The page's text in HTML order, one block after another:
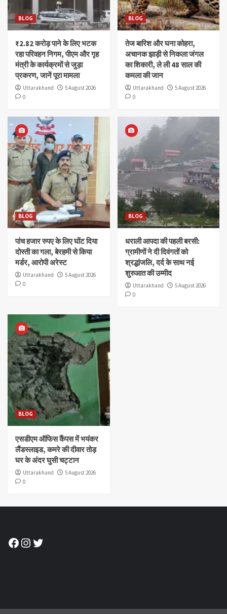
BLOG
₹2.82 करोड़ पाने के लिए भटक
रहा परिवहन निगम, पीएम और गृह
मंत्री के कार्यक्रमों से जुड़ा
प्रकरण, जानें पूरा मामला
Uttarakhand
5 August 2026
0
BLOG
तेज बारिश और घना कोहरा,
अचानक झाड़ी से निकला जंगल
का शिकारी, ले ली 48 साल की
कमला की जान
Uttarakhand
5 August 2026
0
BLOG
पांच हजार रुपए के लिए घोंट दिया
दोस्ती का गला, बेरहमी से किया
मर्डर, आरोपी अरेस्ट
Uttarakhand
5 August 2026
0
BLOG
धराली आपदा की पहली बरसी:
ग्रामीणों ने दी दिवंगतों को
श्रद्धांजलि, दर्द के साथ नई
शुरुआत की उम्मीद
Uttarakhand
5 August 2026
0
BLOG
एसडीएम ऑफिस कैंपस में भयंकर
लैंडस्लाइड, कमरे की दीवार तोड़
घर के अंदर घुसी चट्टान
Uttarakhand
5 August 2026
0
Facebook
Instagram
Twitter